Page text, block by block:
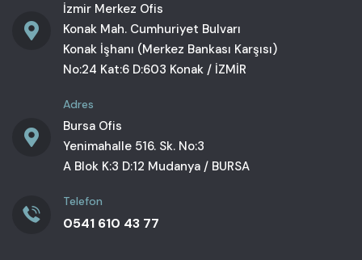
İzmir Merkez Ofis
Konak Mah. Cumhuriyet Bulvarı
Konak İşhanı (Merkez Bankası Karşısı)
No:24 Kat:6 D:603 Konak / İZMİR
Adres
Bursa Ofis
Yenimahalle 516. Sk. No:3
A Blok K:3 D:12 Mudanya / BURSA
Telefon
0541 610 43 77